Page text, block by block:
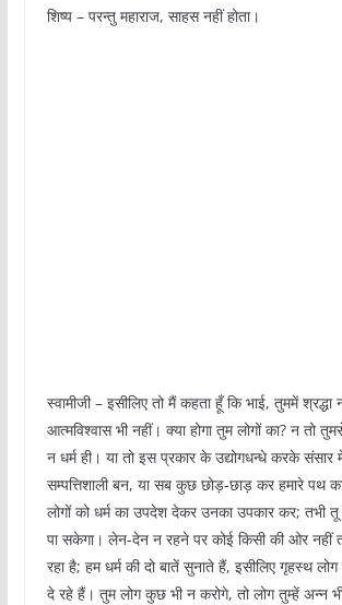
शिष्य – परन्तु महाराज, साहस नहीं होता।
स्वामीजी – इसीलिए तो मैं कहता हूँ कि भाई, तुममें श्रद्धा
आत्मविश्वास भी नहीं। क्या होगा तुम लोगों का? न तो
न धर्म ही। या तो इस प्रकार के उद्योगधन्धे करके संसार
सम्पत्तिशाली बन, या सब कुछ छोड़-छाड़ कर हमारे
लोगों को धर्म का उपदेश देकर उनका उपकार कर; तभी तू
पा सकेगा। लेन-देन न रहने पर कोई किसी की ओर नहीं
रहा है; हम धर्म की दो बातें सुनाते हैं, इसीलिए गृहस्थ
दे रहे हैं। तुम लोग कुछ भी न करोगे, तो लोग तुम्हें अन्न